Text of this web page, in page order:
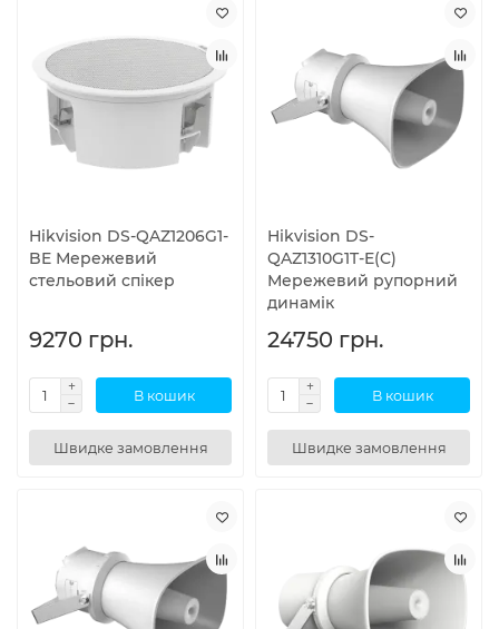
Hikvision DS-QAZ1206G1-
BE Мережевий
стельовий спікер
9270 грн.
В кошик
Швидке замовлення
Hikvision DS-
QAZ1310G1T-E(C)
Мережевий рупорний
динамік
24750 грн.
В кошик
Швидке замовлення